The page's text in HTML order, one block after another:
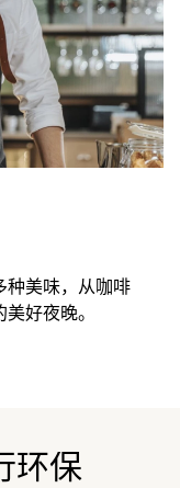
种美味，从咖啡
好夜晚。
环保